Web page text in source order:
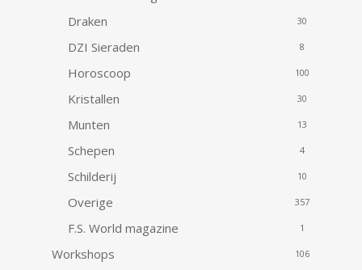
Draken 30
DZI Sieraden 8
Horoscoop 100
Kristallen 30
Munten 13
Schepen 4
Schilderij 10
Overige 357
F.S. World magazine 1
Workshops 106